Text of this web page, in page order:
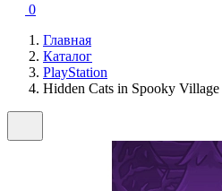
0
Главная
Каталог
PlayStation
Hidden Cats in Spooky Village